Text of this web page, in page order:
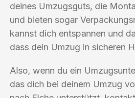
deines Umzugsguts, die
und bieten sogar
kannst dich entspannen und
dass dein Umzug in sicheren
Also, wenn du ein
das dich bei deinem Umzug